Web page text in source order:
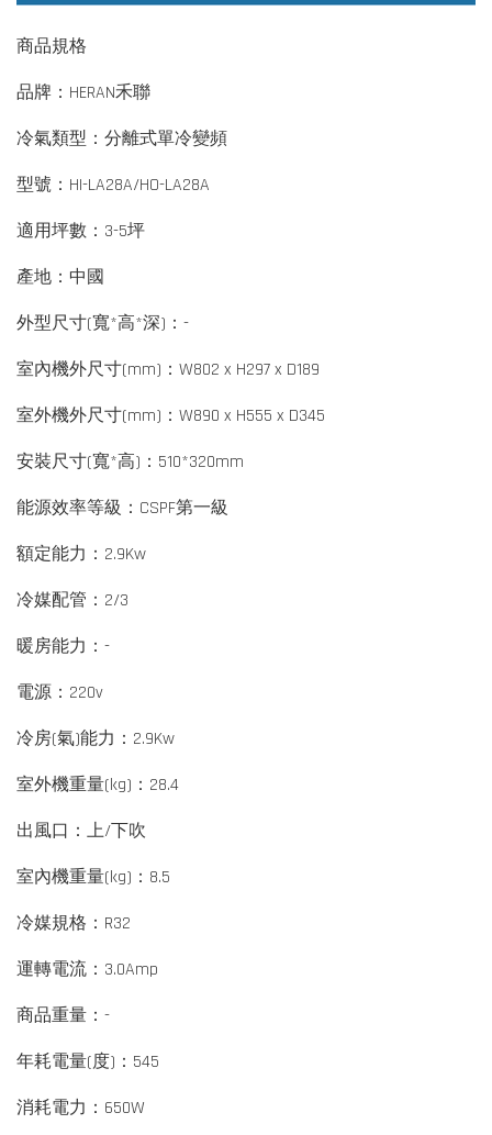
商品規格
品牌：HERAN禾聯
冷氣類型：分離式單冷變頻
型號：HI-LA28A/HO-LA28A
適用坪數：3-5坪
產地：中國
外型尺寸(寬*高*深)：-
室內機外尺寸(mm)：W802 x H297 x D189
室外機外尺寸(mm)：W890 x H555 x D345
安裝尺寸(寬*高)：510*320mm
能源效率等級：CSPF第一級
額定能力：2.9Kw
冷媒配管：2/3
暖房能力：-
電源：220v
冷房(氣)能力：2.9Kw
室外機重量(kg)：28.4
出風口：上/下吹
室內機重量(kg)：8.5
冷媒規格：R32
運轉電流：3.0Amp
商品重量：-
年耗電量(度)：545
消耗電力：650W